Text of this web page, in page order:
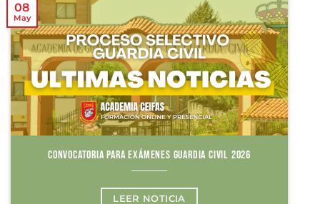
CONVOCATORIA PARA EXÁMENES GUARDIA CIVIL 2026
LEER NOTICIA
08
May